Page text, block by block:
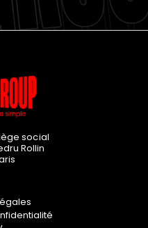
social
Rollin